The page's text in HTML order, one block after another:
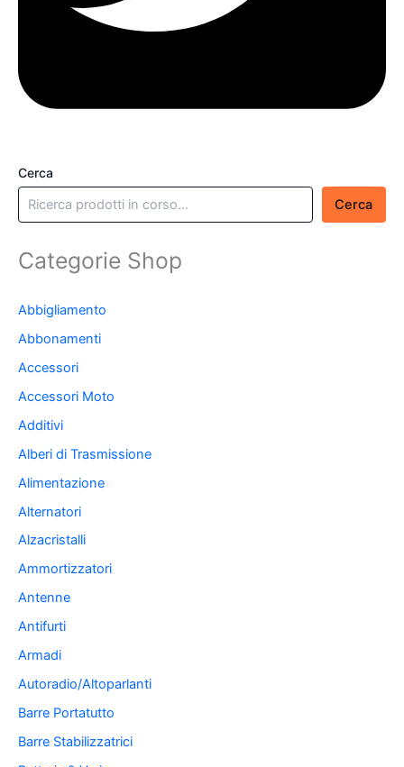
Cerca
Cerca
Categorie Shop
Abbigliamento
Abbonamenti
Accessori
Accessori Moto
Additivi
Alberi di Trasmissione
Alimentazione
Alternatori
Alzacristalli
Ammortizzatori
Antenne
Antifurti
Armadi
Autoradio/Altoparlanti
Barre Portatutto
Barre Stabilizzatrici